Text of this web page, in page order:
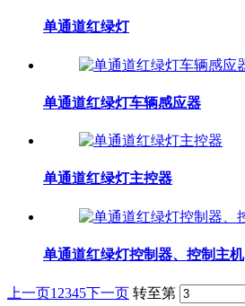
单通道红绿灯
单通道红绿灯车辆感应器
单通道红绿灯主控器
单通道红绿灯控制器、控制主机
上一页1 2345下一页 转至第